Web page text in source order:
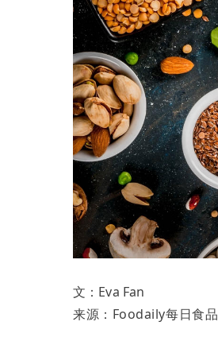
文：Eva Fan
来源：Foodaily每日食